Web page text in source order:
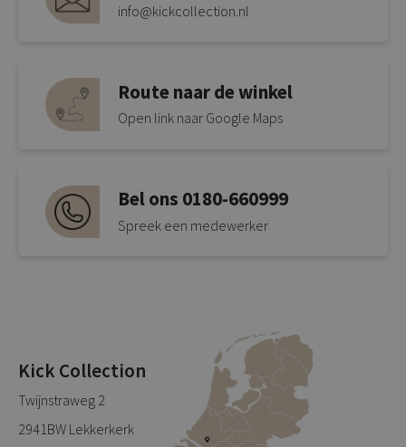
info@kickcollection.nl
Route naar de winkel
Open link naar Google Maps
Bel ons 0180-660999
Spreek een medewerker
Kick Collection
Twijnstraweg 2
2941BW Lekkerkerk